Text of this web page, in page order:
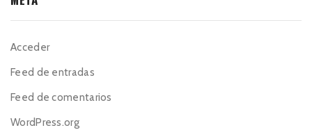
Acceder
Feed de entradas
Feed de comentarios
WordPress.org